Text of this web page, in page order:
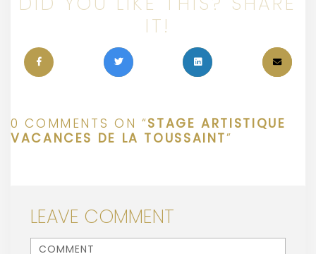
IT!
0 COMMENTS ON “STAGE ARTISTIQUE
VACANCES DE LA TOUSSAINT”
LEAVE COMMENT
<b>Comment</b> ( * )